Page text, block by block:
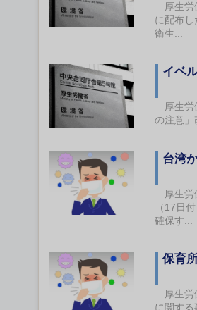
厚生労
に配布
衛生...
イベ
厚生労
の注意」
台湾
厚生労
（17日
確保す...
保育
厚生労
に関す